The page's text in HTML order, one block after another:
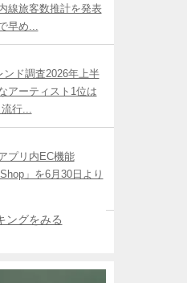
線旅客数推計を発表
早め...
ンド調査2026年上半
アーティスト1位は
行...
プリ内EC機能
Shop」を6月30日より
ングをみる